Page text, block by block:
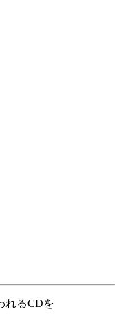
れるCDを